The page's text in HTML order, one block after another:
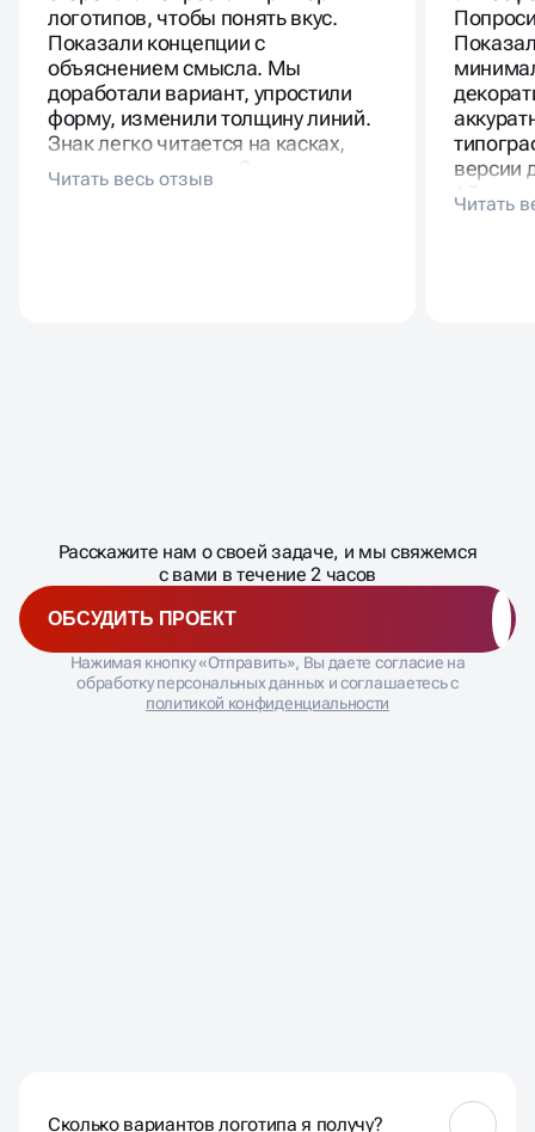
логотипов, чтобы понять вкус.
Показали концепции с
объяснением смысла. Мы
доработали вариант, упростили
форму, изменили толщину линий.
Знак легко читается на касках,
чертежах, письмах. С новым
логотипом компания выглядит
версии
�
Расскажите нам о своей задаче, и мы свяжемся
с вами в течение 2 часов
ОБСУДИТЬ ПРОЕКТ
Нажимая кнопку «Отправить», Вы даете согласие на
обработку персональных данных и соглашаетесь с
политикой конфиденциальности
Сколько вариантов логотипа я получу?